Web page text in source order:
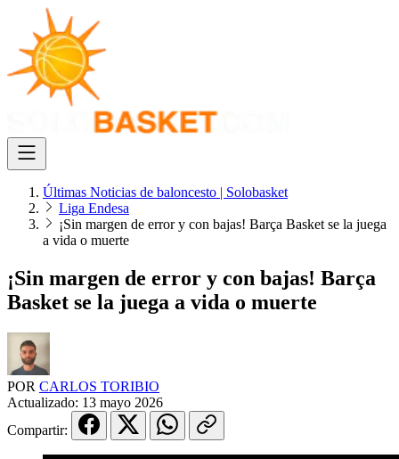
Últimas Noticias de baloncesto | Solobasket
Liga Endesa
¡Sin margen de error y con bajas! Barça Basket se la juega
a vida o muerte
¡Sin margen de error y con bajas! Barça
Basket se la juega a vida o muerte
POR CARLOS TORIBIO
Actualizado: 13 mayo 2026
Compartir: